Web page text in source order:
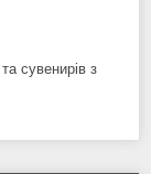
сувенирів з